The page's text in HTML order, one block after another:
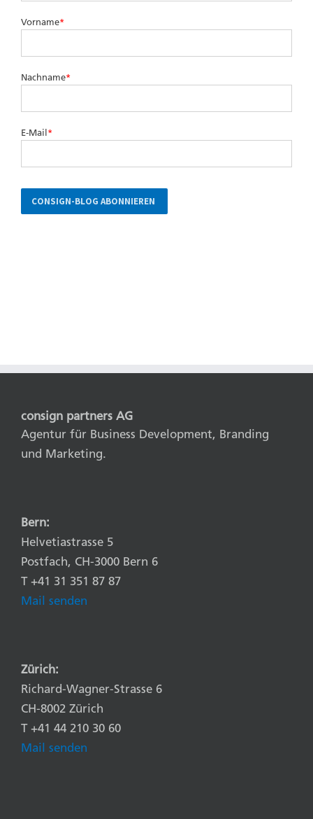
Vorname*
Nachname*
E-Mail *
consign partners AG
Agentur für Business Development, Branding
und Marketing.
Bern:
Helvetiastrasse 5
Postfach, CH-3000 Bern 6
T +41 31 351 87 87
Mail senden
Zürich:
Richard-Wagner-Strasse 6
CH-8002 Zürich
T +41 44 210 30 60
Mail senden